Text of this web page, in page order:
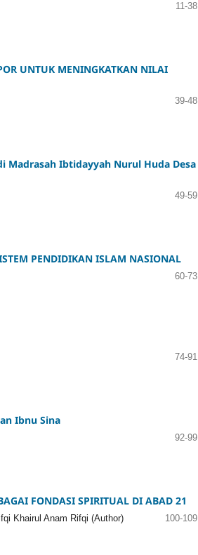
11-38
UNTUK MENINGKATKAN NILAI
39-48
Madrasah Ibtidayyah Nurul Huda Desa
49-59
PENDIDIKAN ISLAM NASIONAL
60-73
74-91
Ibnu Sina
92-99
FONDASI SPIRITUAL DI ABAD 21
Khairul Anam Rifqi (Author) 100-109